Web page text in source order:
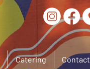
Catering Contact